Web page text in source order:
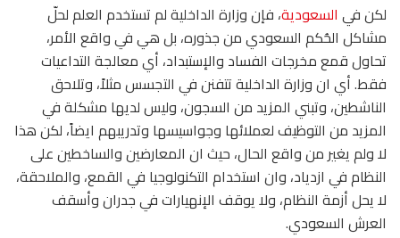
لكن في السعودية، فإن وزارة الداخلية لم تستخدم العلم لحلّ
مشاكل الحُكم السعودي من جذوره، بل هي في واقع الأمر،
تحاول قمع مخرجات الفساد والإستبداد، أي معالجة التداعيات
فقط. أي ان وزارة الداخلية تتفنن في التجسس مثلاً، وتلاحق
الناشطين، وتبني المزيد من السجون، وليس لديها مشكلة في
المزيد من التوظيف لعملائها وجواسيسها وتدريبهم ايضاً، لكن هذا
لا ولم يغير من واقع الحال، حيث ان المعارضين والساخطين على
النظام في ازدياد، وان استخدام التكنولوجيا في القمع، والملاحقة،
لا يحل أزمة النظام، ولا يوقف الإنهيارات في جدران وأسقف
العرش السعودي.